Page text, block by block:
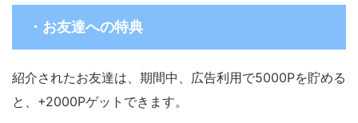
・お友達への特典
紹介されたお友達は、期間中、広告利用で5000Pを貯める
と、+2000Pゲットできます。